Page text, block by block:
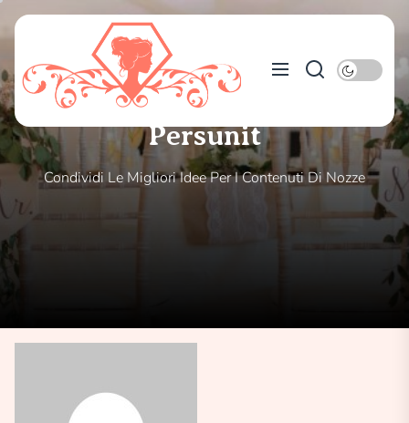
Skip
content
Persunit
Condividi Le Migliori Idee Per I Contenuti Di Nozze